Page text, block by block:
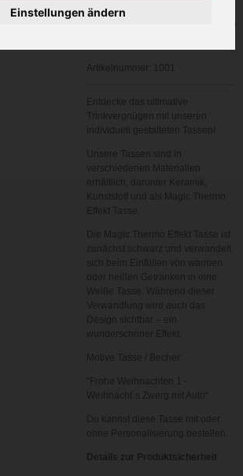
Einstellungen ändern
Artikelnummer:
Entdecke das ultimative
Trinkvergnügen mit unseren
individuell gestalteten Tassen!
Unsere Tassen sind in
verschiedenen Materialien
erhältlich, darunter Keramik,
Kunststoff und als Magic Thermo
Effekt Tasse.
Die Magic Thermo Effekt Tasse ist
zunächst schwarz und verwandelt
sich beim Einfüllen von warmen
oder heißen Getränken in eine
Weiße Tasse. Während dieser
Verwandlung wird auch das
Design sichtbar – ein
wunderschöner Effekt.
Motive Tasse / Becher:
"Frohe Weihnachten 1 -
Weihnacht´s Zwerg mit Auto
Du kannst diese Tasse mit oder
ohne Personalisierung bestellen.
Details zur Produktsicherheit